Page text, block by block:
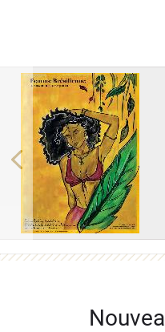
Previous